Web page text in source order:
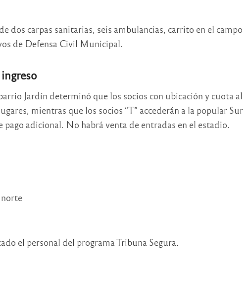
dos carpas sanitarias, seis ambulancias, carrito en el campo
de Defensa Civil Municipal.
Jardín determinó que los socios con ubicación y cuota al
mientras que los socios “T” accederán a la popular Sur
adicional. No habrá venta de entradas en el estadio.
el personal del programa Tribuna Segura.